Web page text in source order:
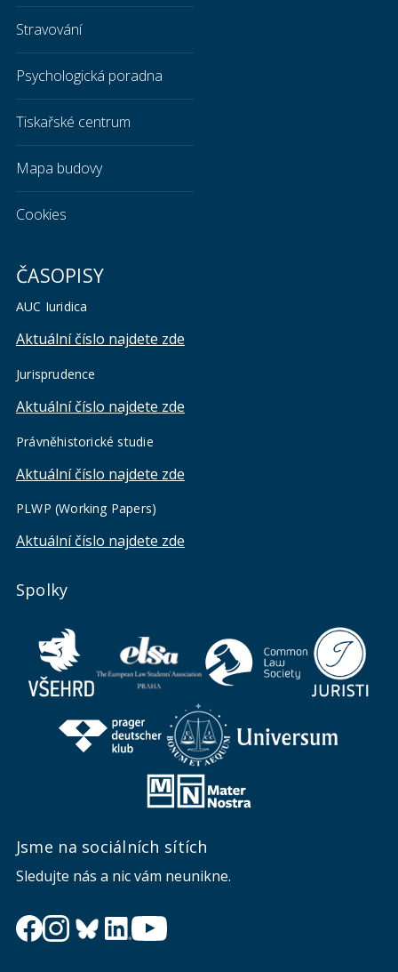
Stravování
Psychologická poradna
Tiskařské centrum
Mapa budovy
Cookies
ČASOPISY
AUC Iuridica
Aktuální číslo najdete zde
Jurisprudence
Aktuální číslo najdete zde
Právněhistorické studie
Aktuální číslo najdete zde
PLWP (Working Papers)
Aktuální číslo najdete zde
Spolky
Jsme na sociálních sítích
Sledujte nás a nic vám neunikne.